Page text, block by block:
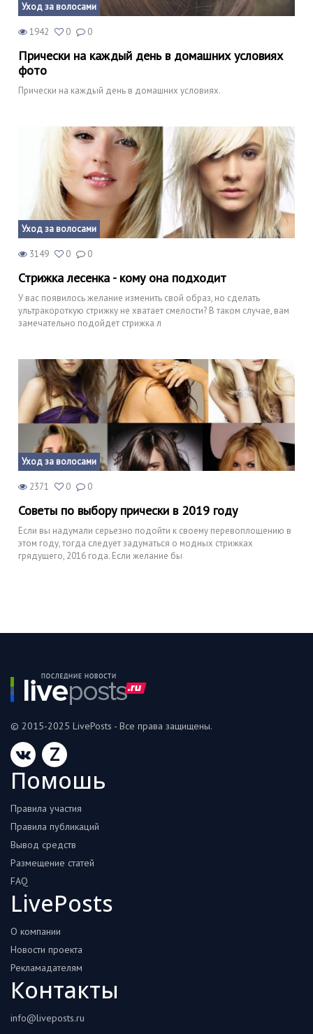
Уход за волосами
1942 0 0
Прически на каждый день в домашних условиях
фото
Прически на каждый день в домашних условиях.
Уход за волосами
3149 0 0
Стрижка лесенка - кому она подходит
У вас появилось желание изменить свой образ, но сделать
ультракороткую стрижку не хватает смелости? В таком случае, вам
замечательно подойдет стрижка л
Уход за волосами
2371 0 0
Советы по выбору прически в 2019 году
Если вы надумали серьезно подойти к своему перевоплощению в
этом году, тогда следует задуматься о модных стрижках
грядущего, 2016 года. Если желание бы
© 2015-2025 LivePosts - Все права защищены.
Z
Помошь
Правила участия
Правила публикаций
Вывод средств
Размещение статей
FAQ
LivePosts
О компании
Новости проекта
Рекламадателям
Контакты
info@liveposts.ru